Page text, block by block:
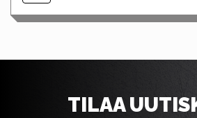
TILAA